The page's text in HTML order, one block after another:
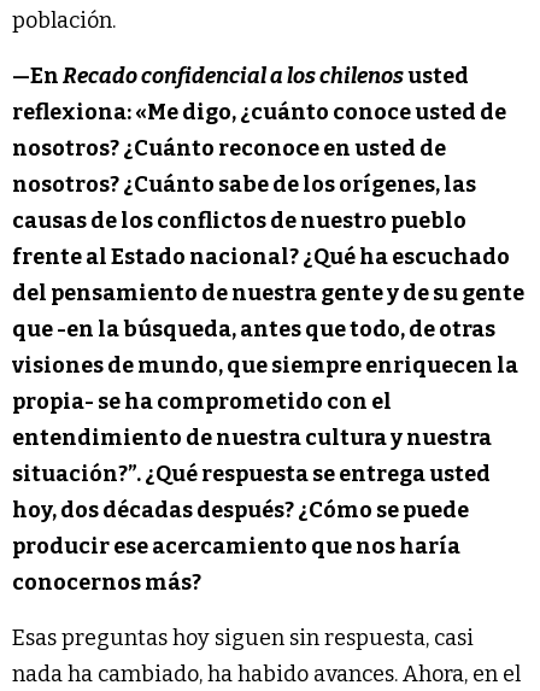
población.
—EnRecado confidencial a los chilenosusted
reflexiona:«Me digo, ¿cuánto conoce usted de
nosotros? ¿Cuánto reconoce en usted de
nosotros? ¿Cuánto sabe de los orígenes, las
causas de los conflictos de nuestro pueblo
frente al Estado nacional? ¿Qué ha escuchado
del pensamiento de nuestra gente y de su gente
que -en la búsqueda, antes que todo, de otras
visiones de mundo, que siempre enriquecen la
propia- se ha comprometido con el
entendimiento de nuestra cultura y nuestra
situación?”.¿Qué respuesta se entrega usted
hoy, dos décadas después? ¿Cómo se puede
producir ese acercamiento que nos haría
conocernos más?
Esas preguntas hoy siguen sin respuesta, casi
nada ha cambiado, ha habido avances. Ahora, en el